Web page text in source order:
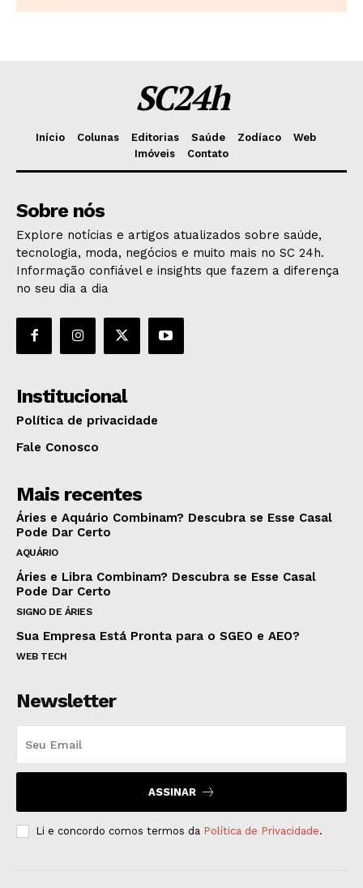
SC24h
Início Colunas Editorias Saúde Zodíaco
Web
Imóveis
Contato
Sobre nós
Explore notícias e artigos atualizados sobre saúde,
tecnologia, moda, negócios e muito mais no SC 24h.
Informação confiável e insights que fazem a diferença
no seu dia a dia
Institucional
Política de privacidade
Fale Conosco
Mais recentes
Áries e Aquário Combinam? Descubra se Esse Casal
Pode Dar Certo
AQUÁRIO
Áries e Libra Combinam? Descubra se Esse Casal
Pode Dar Certo
SIGNO DE ÁRIES
Sua Empresa Está Pronta para o SGEO e AEO?
WEB TECH
Newsletter
ASSINAR
Li e concordo comos termos da Política de Privacidade.